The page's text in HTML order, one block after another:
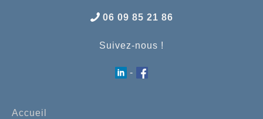
06 09 85 21 86
Suivez-nous !
-
Accueil